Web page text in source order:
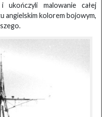
malowanie całej
kolorem bojowym,